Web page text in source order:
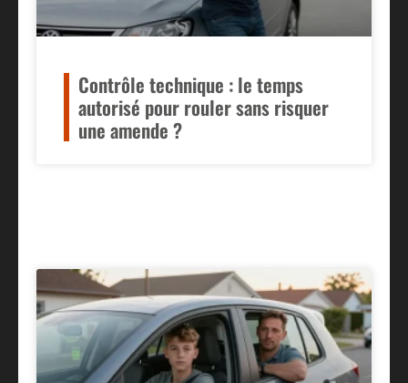
Contrôle technique : le temps
autorisé pour rouler sans risquer
une amende ?